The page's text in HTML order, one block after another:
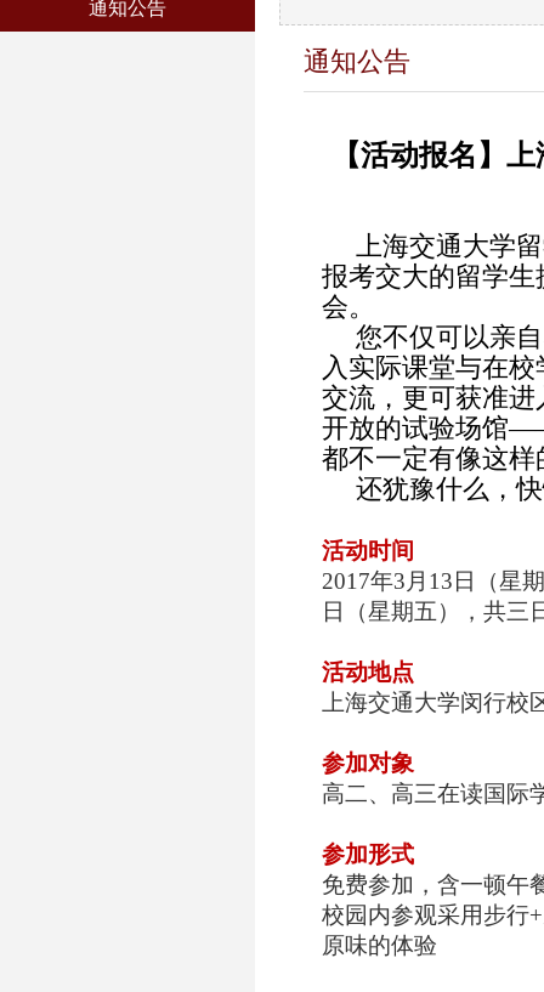
通知公告
通知公告
【活动报名】
上海交通大学
报考交大的留学
会。
您不仅可以亲
入实际课堂与在
交流，更可获准
开放的试验场馆
都不一定有像这样
还犹豫什么，
活动时间
2017年3 月 13 日（星
日（星期五），共三
活动地点
上海交通大学闵行
参加对象
高二、高三在读国际
参加形式
免费参加，含一顿午
校园内参观采用步行+
原味的体验